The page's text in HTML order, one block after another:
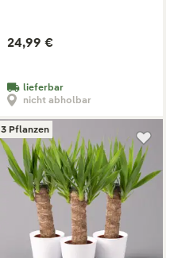
24,99 €
lieferbar
nicht abholbar
3 Pflanzen